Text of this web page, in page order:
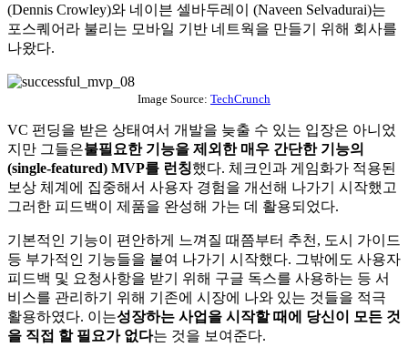
(Dennis Crowley)와 네이븐 셀바두레이 (Naveen Selvadurai)는
포스퀘어라 불리는 모바일 기반 네트웍을 만들기 위해 회사를
나왔다.
Image Source: TechCrunch
VC 펀딩을 받은 상태여서 개발을 늦출 수 있는 입장은 아니었
지만 그들은불필요한 기능을 제외한 매우 간단한 기능의
(single-featured) MVP를 런칭했다. 체크인과 게임화가 적용된
보상 체계에 집중해서 사용자 경험을 개선해 나가기 시작했고
그러한 피드백이 제품을 완성해 가는 데 활용되었다.
기본적인 기능이 편안하게 느껴질 때쯤부터 추천, 도시 가이드
등 부가적인 기능들을 붙여 나가기 시작했다. 그밖에도 사용자
피드백 및 요청사항을 받기 위해 구글 독스를 사용하는 등 서
비스를 관리하기 위해 기존에 시장에 나와 있는 것들을 적극
활용하였다. 이는성장하는 사업을 시작할 때에 당신이 모든 것
을 직접 할 필요가 없다는 것을 보여준다.